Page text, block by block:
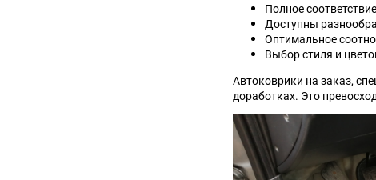
Полное
Доступны
Оптимальное
Выбор стиля и
Автоковрики на заказ,
доработках. Это